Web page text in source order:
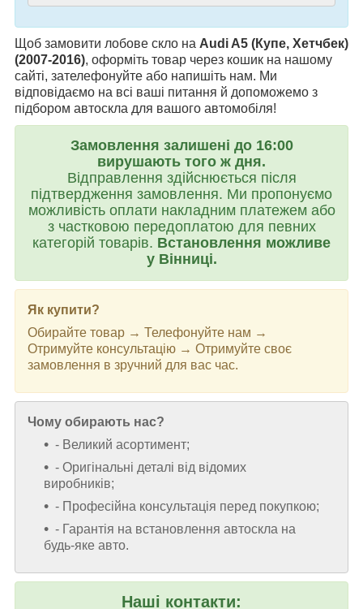
Щоб замовити лобове скло на Audi A5 (Купе, Хетчбек)
(2007-2016), оформіть товар через кошик на нашому
сайті, зателефонуйте або напишіть нам. Ми
відповідаємо на всі ваші питання й допоможемо з
підбором автоскла для вашого автомобіля!
Замовлення залишені до 16:00
вирушають того ж дня.
Відправлення здійснюється після
підтвердження замовлення. Ми пропонуємо
можливість оплати накладним платежем або
з частковою передоплатою для певних
категорій товарів. Встановлення можливе
у Вінниці.
Як купити?
Обирайте товар → Телефонуйте нам →
Отримуйте консультацію → Отримуйте своє
замовлення в зручний для вас час.
Чому обирають нас?
- Великий асортимент;
- Оригінальні деталі від відомих
виробників;
- Професійна консультація перед покупкою;
- Гарантія на встановлення автоскла на
будь-яке авто.
Наші контакти: